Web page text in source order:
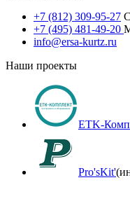
+7 (812) 309-95-27
+7 (495) 481-49-20
info@ersa-kurtz.ru
Наши проекты
ETK-
Pro'sKit'